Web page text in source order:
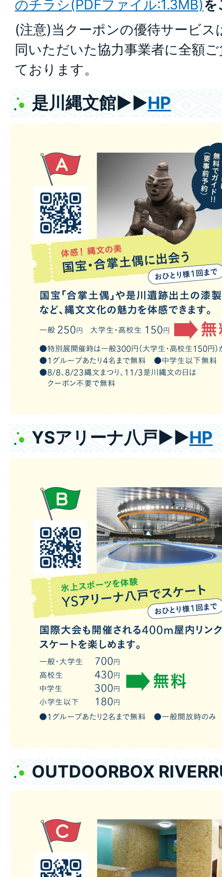
のチラシ(PDFファイル:1.3MB)を
(注意)当クーポンの優待サービス
同いただいた協力事業者に全額
ております。
是川縄文館▶▶HP
YSアリーナ八戸▶▶HP
OUTDOORBOX